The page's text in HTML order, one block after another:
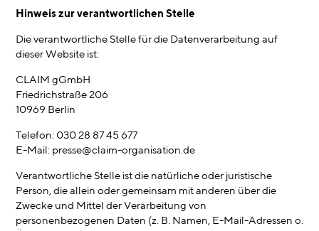
Hinweis zur verantwortlichen Stelle
Die verantwortliche Stelle für die Datenverarbeitung auf
dieser Website ist:
CLAIM gGmbH
Friedrichstraße 206
10969 Berlin
Telefon: 030 28 87 45 677
E-Mail: presse@claim-organisation.de
Verantwortliche Stelle ist die natürliche oder juristische
Person, die allein oder gemeinsam mit anderen über die
Zwecke und Mittel der Verarbeitung von
personenbezogenen Daten (z. B. Namen, E-Mail-Adressen o.